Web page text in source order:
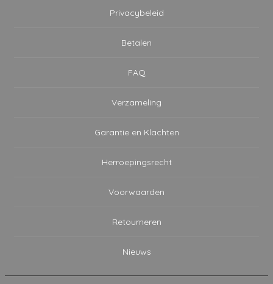
Privacybeleid
Betalen
FAQ
Verzameling
Garantie en Klachten
Herroepingsrecht
Voorwaarden
Retourneren
Nieuws